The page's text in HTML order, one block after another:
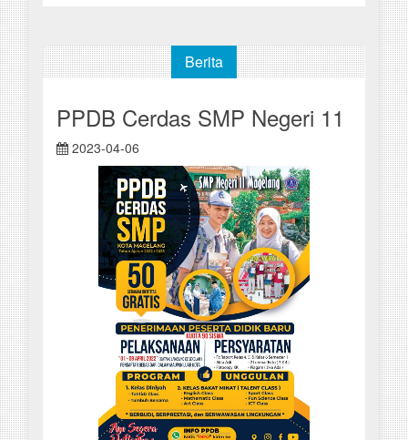
Berita
PPDB Cerdas SMP Negeri 11
2023-04-06